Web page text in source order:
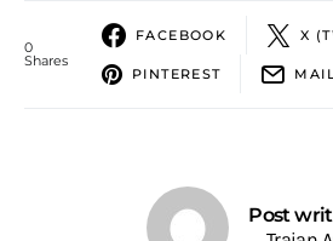
0
Shares
FACEBOOK X
PINTEREST
Post